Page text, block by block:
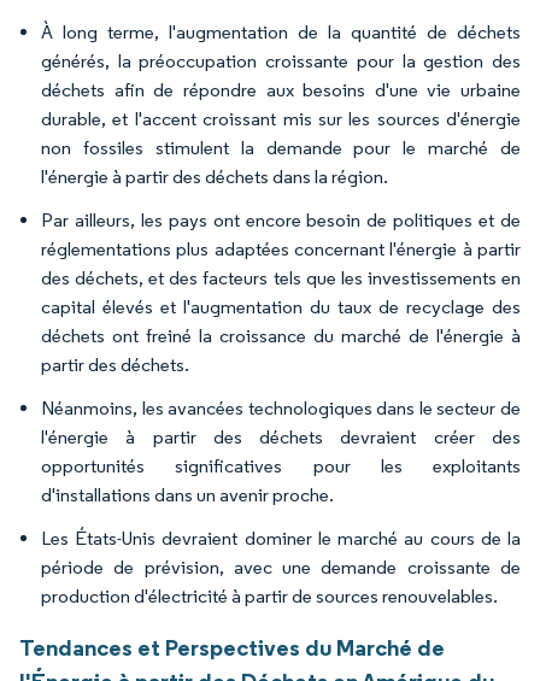
À long terme, l'augmentation de la quantité de déchets
générés, la préoccupation croissante pour la gestion des
déchets afin de répondre aux besoins d'une vie urbaine
durable, et l'accent croissant mis sur les sources d'énergie
non fossiles stimulent la demande pour le marché de
l'énergie à partir des déchets dans la région.
Par ailleurs, les pays ont encore besoin de politiques et de
réglementations plus adaptées concernant l'énergie à partir
des déchets, et des facteurs tels que les investissements en
capital élevés et l'augmentation du taux de recyclage des
déchets ont freiné la croissance du marché de l'énergie à
partir des déchets.
Néanmoins, les avancées technologiques dans le secteur de
l'énergie à partir des déchets devraient créer des
opportunités significatives pour les exploitants
d'installations dans un avenir proche.
Les États-Unis devraient dominer le marché au cours de la
période de prévision, avec une demande croissante de
production d'électricité à partir de sources renouvelables.
Tendances et Perspectives du Marché de